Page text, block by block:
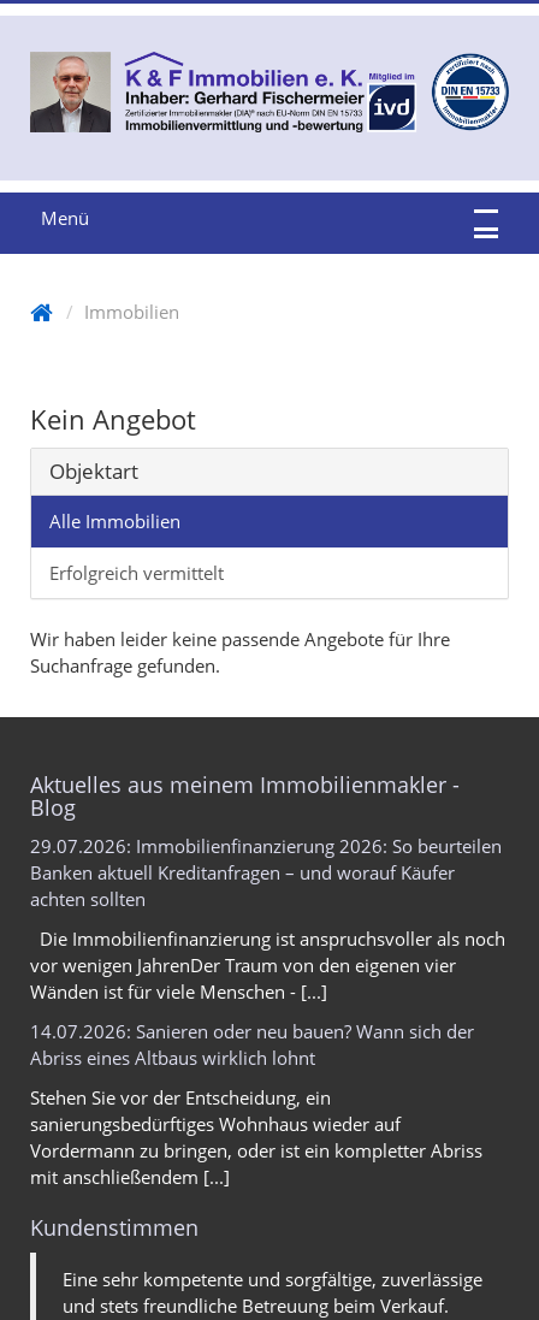
Menü
Immobilien
Kein Angebot
Objektart
Alle Immobilien
Erfolgreich vermittelt
Wir haben leider keine passende Angebote für Ihre
Suchanfrage gefunden.
Aktuelles aus meinem Immobilienmakler -
Blog
29.07.2026: Immobilienfinanzierung 2026: So beurteilen
Banken aktuell Kreditanfragen – und worauf Käufer
achten sollten
Die Immobilienfinanzierung ist anspruchsvoller als noch
vor wenigen JahrenDer Traum von den eigenen vier
Wänden ist für viele Menschen - [...]
14.07.2026: Sanieren oder neu bauen? Wann sich der
Abriss eines Altbaus wirklich lohnt
Stehen Sie vor der Entscheidung, ein
sanierungsbedürftiges Wohnhaus wieder auf
Vordermann zu bringen, oder ist ein kompletter Abriss
mit anschließendem [...]
Kundenstimmen
Eine sehr kompetente und sorgfältige, zuverlässige
und stets freundliche Betreuung beim Verkauf.